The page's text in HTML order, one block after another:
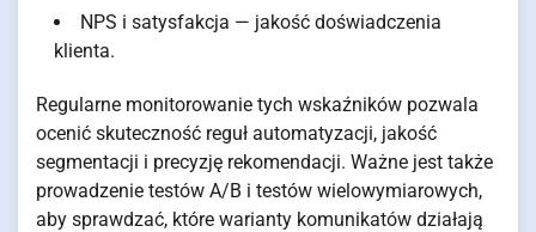
NPS i satysfakcja — jakość doświadczenia
klienta.
Regularne monitorowanie tych wskaźników pozwala
ocenić skuteczność reguł automatyzacji, jakość
segmentacji i precyzję rekomendacji. Ważne jest także
prowadzenie testów A/B i testów wielowymiarowych,
aby sprawdzać, które warianty komunikatów działają